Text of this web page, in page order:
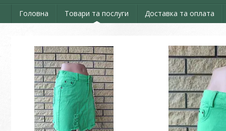
Головна Товари та послуги Доставка та оплата